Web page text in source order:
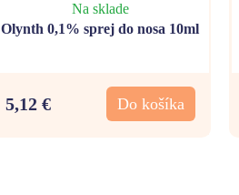
Na sklade
Olynth 0,1% sprej do nosa 10ml
5,12 € Do košíka